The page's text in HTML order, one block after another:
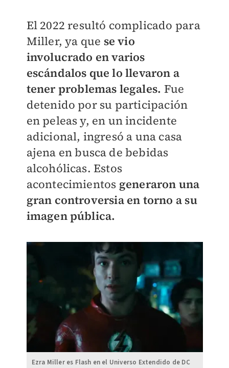
El 2022 resultó complicado para
Miller, ya que se vio
involucrado en varios
escándalos que lo llevaron a
tener problemas legales. Fue
detenido por su participación
en peleas y, en un incidente
adicional, ingresó a una casa
ajena en busca de bebidas
alcohólicas. Estos
acontecimientos generaron una
gran controversia en torno a su
imagen pública.
Ezra Miller es Flash en el Universo Extendido de DC